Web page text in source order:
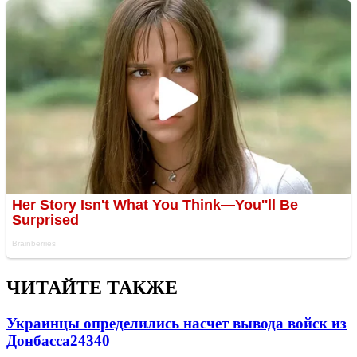
ЧИТАЙТЕ ТАКЖЕ
Украинцы определились насчет вывода войск из
Донбасса24340